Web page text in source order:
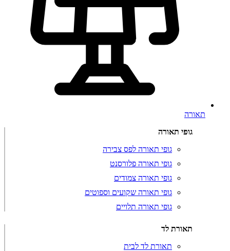
תאורה
גופי תאורה
גופי תאורה לפס צבירה
גופי תאורה פלורסנט
גופי תאורה צמודים
גופי תאורה שקועים וספוטים
גופי תאורה תלויים
תאורת לד
תאורת לד לבית